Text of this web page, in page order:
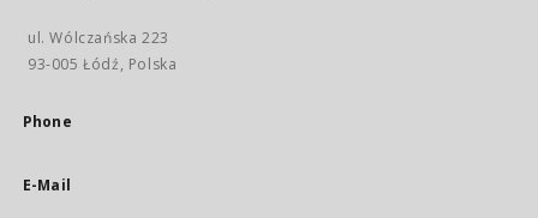
ul. Wólczańska 223
93-005 Łódź, Polska
Phone
E-Mail